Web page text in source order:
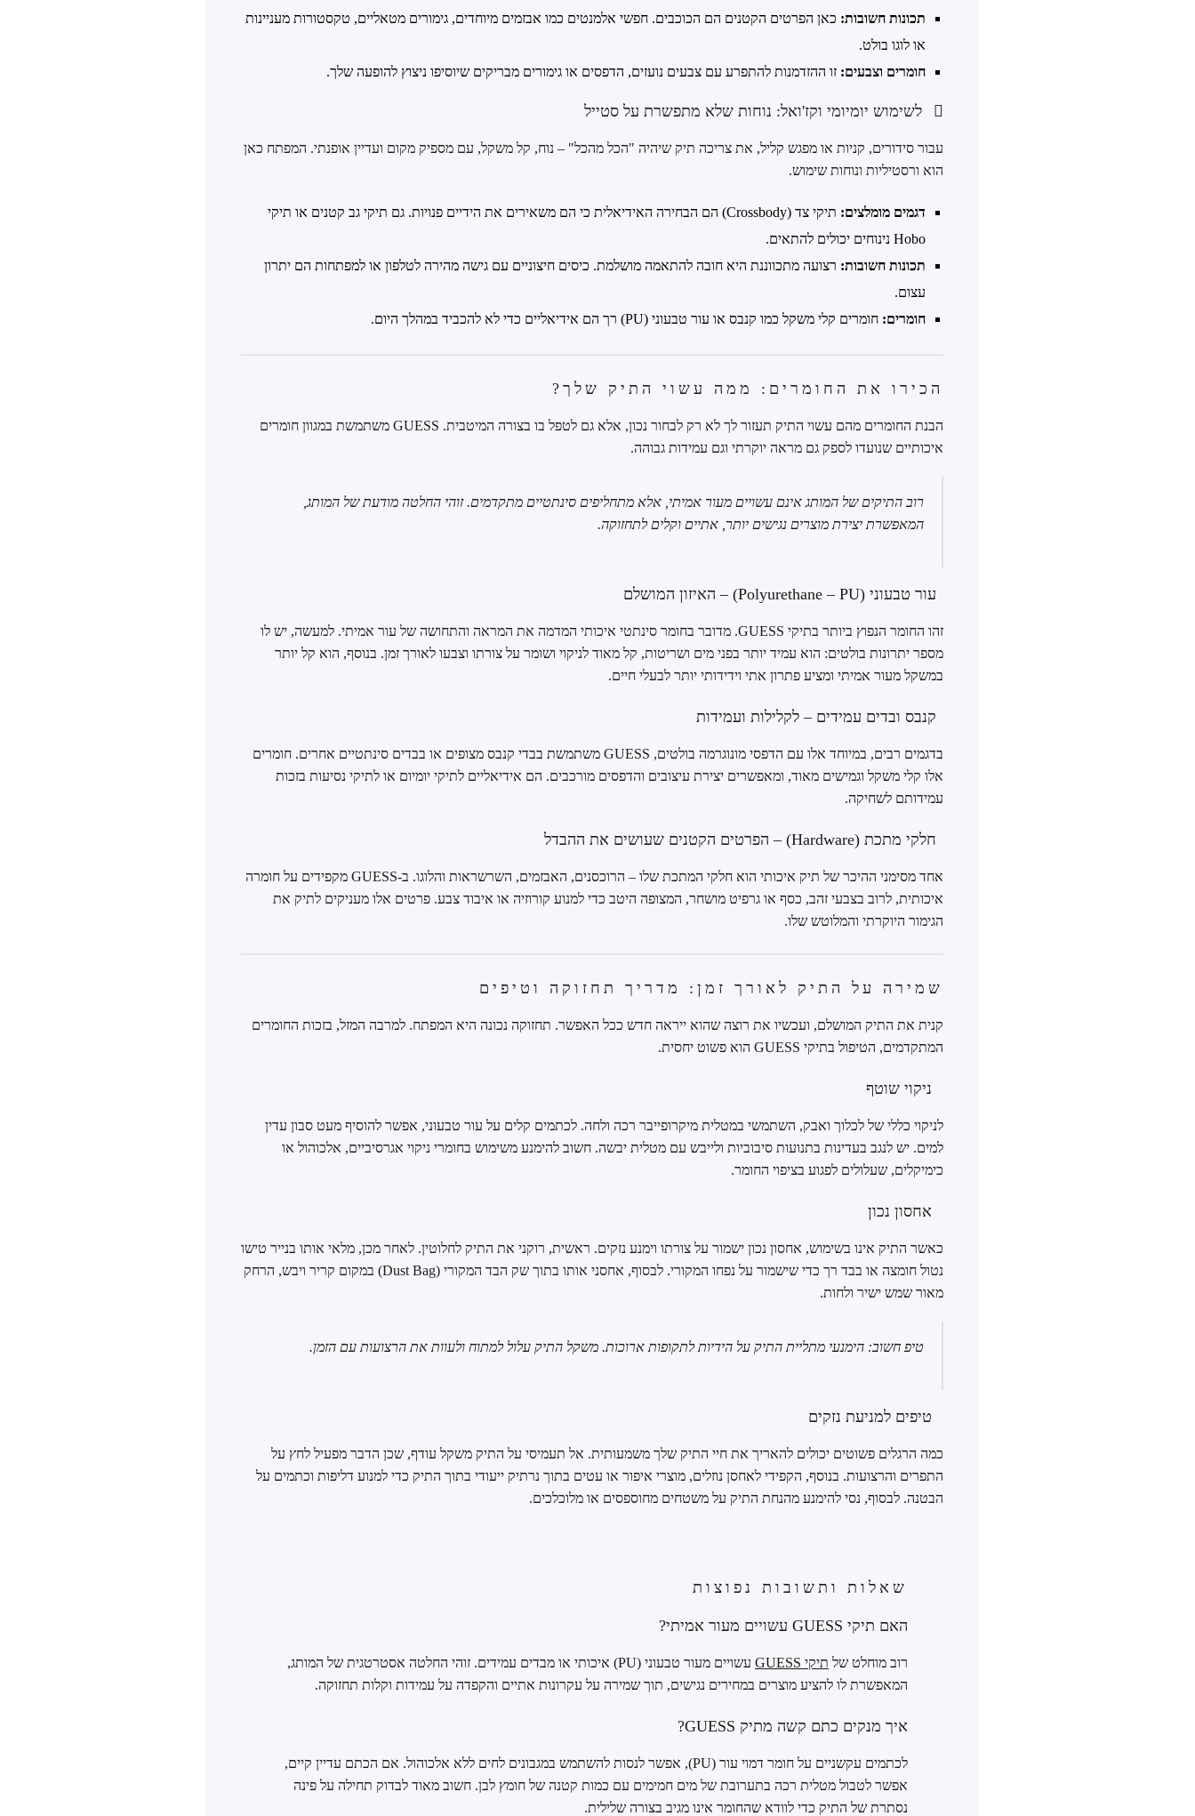
תכונות חשובות: כאן הפרטים הקטנים הם הכוכבים. חפשי אלמנטים כמו אבזמים מיוחדים, גימורים מטאליים, טקסטורות מעניינות
או לוגו בולט.
חומרים וצבעים: זו ההזדמנות להתפרע עם צבעים נועזים, הדפסים או גימורים מבריקים שיוסיפו ניצוץ להופעה שלך.
לשימוש יומיומי וקז'ואל: נוחות שלא מתפשרת על סטייל
עבור סידורים, קניות או מפגש קליל, את צריכה תיק שיהיה "הכל מהכל" – נוח, קל משקל, עם מספיק מקום ועדיין אופנתי. המפתח כאן
הוא ורסטיליות ונוחות שימוש.
דגמים מומלצים:
תיקי צד (Crossbody) הם הבחירה האידיאלית כי הם משאירים את הידיים פנויות. גם תיקי גב קטנים או תיקי
Hobo נינוחים יכולים להתאים.
תכונות חשובות: רצועה מתכווננת היא חובה להתאמה מושלמת. כיסים חיצוניים עם גישה מהירה לטלפון או למפתחות הם יתרון
עצום.
חומרים: חומרים קלי משקל כמו קנבס או עור טבעוני (PU) רך הם אידיאליים כדי לא להכביד במהלך היום.
הכירו את החומרים: ממה עשוי התיק שלך?
הבנת החומרים מהם עשוי התיק תעזור לך לא רק לבחור נכון, אלא גם לטפל בו בצורה המיטבית. GUESS משתמשת במגוון חומרים
איכותיים שנועדו לספק גם מראה יוקרתי וגם עמידות גבוהה.
רוב התיקים של המותג אינם עשויים מעור אמיתי, אלא מתחליפים סינתטיים מתקדמים. זוהי החלטה מודעת של המותג,
המאפשרת יצירת מוצרים נגישים יותר, אתיים וקלים לתחזוקה.
עור טבעוני (Polyurethane – PU) – האיזון המושלם
זהו החומר הנפוץ ביותר בתיקי GUESS. מדובר בחומר סינתטי איכותי המדמה את המראה והתחושה של עור אמיתי. למעשה, יש לו
מספר יתרונות בולטים: הוא עמיד יותר בפני מים ושריטות, קל מאוד לניקוי ושומר על צורתו וצבעו לאורך זמן. בנוסף, הוא קל יותר
במשקל מעור אמיתי ומציע פתרון אתי וידידותי יותר לבעלי חיים.
קנבס ובדים עמידים – לקלילות ועמידות
בדגמים רבים, במיוחד אלו עם הדפסי מונוגרמה בולטים, GUESS משתמשת בבדי קנבס מצופים או בבדים סינתטיים אחרים. חומרים
אלו קלי משקל וגמישים מאוד, ומאפשרים יצירת עיצובים והדפסים מורכבים. הם אידיאליים לתיקי יומיום או לתיקי נסיעות בזכות
עמידותם לשחיקה.
חלקי מתכת (Hardware) – הפרטים הקטנים שעושים את ההבדל
אחד מסימני ההיכר של תיק איכותי הוא חלקי המתכת שלו – הרוכסנים, האבזמים, השרשראות והלוגו. ב-GUESS מקפידים על חומרה
איכותית, לרוב בצבעי זהב, כסף או גרפיט מושחר, המצופה היטב כדי למנוע קורוזיה או איבוד צבע. פרטים אלו מעניקים לתיק את
הגימור היוקרתי והמלוטש שלו.
שמירה על התיק לאורך זמן: מדריך תחזוקה וטיפים
קנית את התיק המושלם, ועכשיו את רוצה שהוא ייראה חדש ככל האפשר. תחזוקה נכונה היא המפתח. למרבה המזל, בזכות החומרים
המתקדמים, הטיפול בתיקי GUESS הוא פשוט יחסית.
ניקוי שוטף
לניקוי כללי של לכלוך ואבק, השתמשי במטלית מיקרופייבר רכה ולחה. לכתמים קלים על עור טבעוני, אפשר להוסיף מעט סבון עדין
למים. יש לנגב בעדינות בתנועות סיבוביות ולייבש עם מטלית יבשה. חשוב להימנע משימוש בחומרי ניקוי אגרסיביים, אלכוהול או
כימיקלים, שעלולים לפגוע בציפוי החומר.
אחסון נכון
כאשר התיק אינו בשימוש, אחסון נכון ישמור על צורתו וימנע נזקים. ראשית, רוקני את התיק לחלוטין. לאחר מכן, מלאי אותו בנייר טישו
נטול חומצה או בבד רך כדי שישמור על נפחו המקורי. לבסוף, אחסני אותו בתוך שק הבד המקורי (Dust Bag) במקום קריר ויבש, הרחק
מאור שמש ישיר ולחות.
טיפ חשוב: הימנעי מתליית התיק על הידיות לתקופות ארוכות. משקל התיק עלול למתוח ולעוות את הרצועות עם הזמן.
טיפים למניעת נזקים
כמה הרגלים פשוטים יכולים להאריך את חיי התיק שלך משמעותית. אל תעמיסי על התיק משקל עודף, שכן הדבר מפעיל לחץ על
התפרים והרצועות. בנוסף, הקפידי לאחסן נוזלים, מוצרי איפור או עטים בתוך נרתיק ייעודי בתוך התיק כדי למנוע דליפות וכתמים על
הבטנה. לבסוף, נסי להימנע מהנחת התיק על משטחים מחוספסים או מלוכלכים.
שאלות ותשובות נפוצות
האם תיקי GUESS עשויים מעור אמיתי?
רוב מוחלט של תיקי GUESS
עשויים מעור טבעוני (PU) איכותי או מבדים עמידים. זוהי החלטה אסטרטגית של המותג,
המאפשרת לו להציע מוצרים במחירים נגישים, תוך שמירה על עקרונות אתיים והקפדה על עמידות וקלות תחזוקה.
איך מנקים כתם קשה מתיק GUESS?
לכתמים עקשניים על חומר דמוי עור (PU), אפשר לנסות להשתמש במגבונים לחים ללא אלכוהול. אם הכתם עדיין קיים,
אפשר לטבול מטלית רכה בתערובת של מים חמימים עם כמות קטנה של חומץ לבן. חשוב מאוד לבדוק תחילה על פינה
נסתרת של התיק כדי לוודא שהחומר אינו מגיב בצורה שלילית.